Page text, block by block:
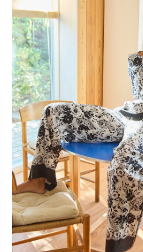
MÆRKE
Nyhed